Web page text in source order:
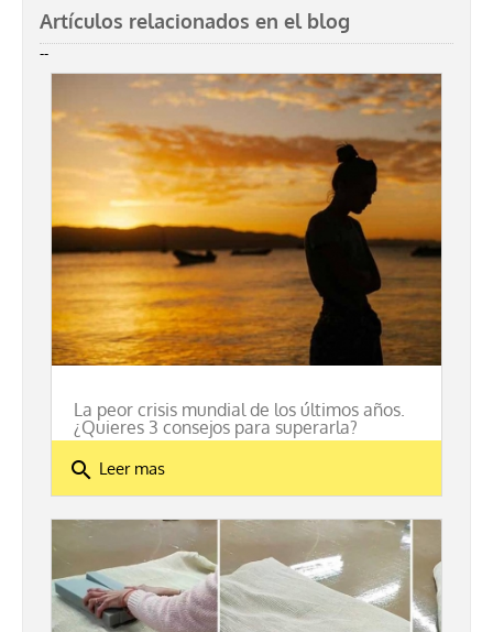
Artículos relacionados en el blog
--
La peor crisis mundial de los últimos años.
¿Quieres 3 consejos para superarla?
search Leer mas